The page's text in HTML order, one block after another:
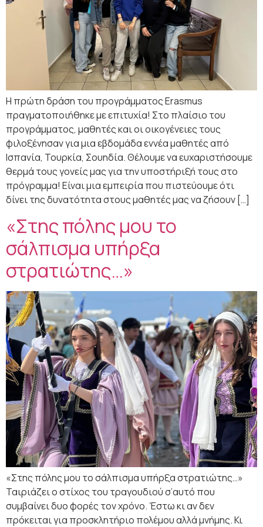
Η πρώτη δράση του προγράμματος Erasmus
πραγματοποιήθηκε με επιτυχία! Στο πλαίσιο του
προγράμματος, μαθητές και οι οικογένειες τους
φιλοξένησαν για μια εβδομάδα εννέα μαθητές από
Ισπανία, Τουρκία, Σουηδία. Θέλουμε να ευχαριστήσουμε
θερμά τους γονείς μας για την υποστήριξή τους στο
πρόγραμμα! Είναι μια εμπειρία που πιστεύουμε ότι
δίνει της δυνατότητα στους μαθητές μας να ζήσουν […]
«Στης πόλης μου το
σάλπισμα υπήρξα
στρατιώτης…»
«Στης πόλης μου το σάλπισμα υπήρξα στρατιώτης…»
Ταιριάζει ο στίχος του τραγουδιού σ’αυτό που
συμβαίνει δυο φορές τον χρόνο. Έστω κι αν δεν
πρόκειται για προσκλητήριο πολέμου αλλά μνήμης. Κι